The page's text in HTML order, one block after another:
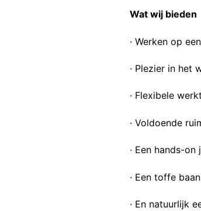
Wat wij bieden
· Werken op
· Plezier in het
· Flexibele
· Voldoende
· Een hands-
· Een toffe
· En natuurlijk